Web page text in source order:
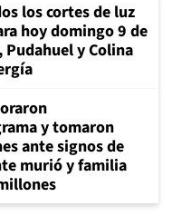
los cortes de luz
hoy domingo 9 de
Pudahuel y Colina
y tomaron
ante signos de
murió y familia